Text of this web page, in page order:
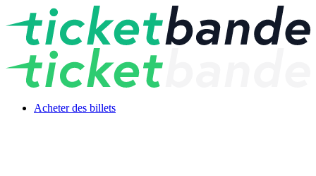
Acheter des billets